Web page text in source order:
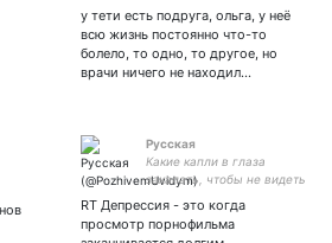
26/12/2019◾️Биллодевочка◾️не
взаимен◾️i'm 25◾️люблю vh ym
nj и✨бухать🍷✨◾️ 서울 사람✨
у тети есть подруга, ольга, у неё
всю жизнь постоянно что-то
болело, то одно, то другое, но
врачи ничего не находил…
Русская
Какие капли в глаза
закапать, чтобы не видеть
RT Депрессия - это когда
просмотр порнофильма